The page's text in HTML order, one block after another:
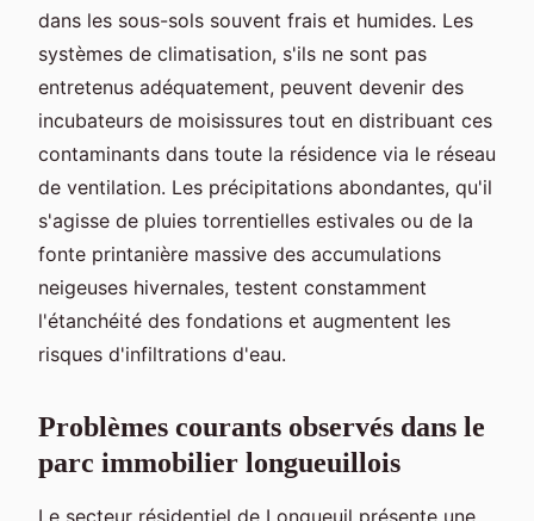
dans les sous-sols souvent frais et humides. Les
systèmes de climatisation, s'ils ne sont pas
entretenus adéquatement, peuvent devenir des
incubateurs de moisissures tout en distribuant ces
contaminants dans toute la résidence via le réseau
de ventilation. Les précipitations abondantes, qu'il
s'agisse de pluies torrentielles estivales ou de la
fonte printanière massive des accumulations
neigeuses hivernales, testent constamment
l'étanchéité des fondations et augmentent les
risques d'infiltrations d'eau.
Problèmes courants observés dans le
parc immobilier longueuillois
Le secteur résidentiel de Longueuil présente une